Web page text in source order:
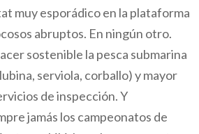
muy esporádicoen la plataforma
abruptos. En ningún otro.
sostenible la pesca submarina
serviola, corballo)y mayor
de inspección. Y
jamás los campeonatos de